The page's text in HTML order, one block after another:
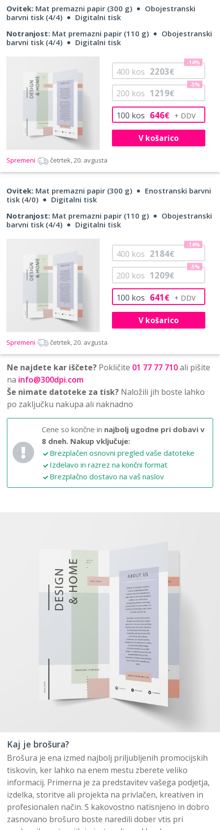
Ovitek: Mat premazni papir (300 g)
Obojestranski
barvni tisk (4/4)
Digitalni tisk
Notranjost: Mat premazni papir (110 g)
Obojestranski
barvni tisk (4/4)
Digitalni tisk
100 kos 646€
200 kos 1219€
-5%
400 kos 2203€
-14%
V košarico
Spremeni četrtek, 20. avgusta
Ovitek: Mat premazni papir (300 g)
Enostranski barvni
tisk (4/0)
Digitalni tisk
Notranjost: Mat premazni papir (110 g)
Obojestranski
barvni tisk (4/4)
Digitalni tisk
100 kos 641€
200 kos 1209€
-5%
400 kos 2184€
-14%
V košarico
Spremeni četrtek, 20. avgusta
Ne najdete kar iščete? Pokličite 01 77 77 710ali pišite
na info@300dpi.com
Še nimate datoteke za tisk? Naložili jih boste lahko
po zaključku nakupa ali naknadno
Cene so končne in najbolj ugodne pri dobavi v
8 dneh. Nakup vključuje:
Brezplačen osnovni pregled vaše datoteke
Izdelavo in razrez na končni format
Brezplačno dostavo na vaš naslov
Kaj je brošura?
Brošura je ena izmed najbolj priljubljenih promocijskih
tiskovin, ker lahko na enem mestu zberete veliko
informacij. Primerna je za predstavitev vašega podjetja,
izdelka, storitve ali projekta na privlačen, kreativen in
profesionalen način. S kakovostno natisnjeno in dobro
zasnovano brošuro boste naredili dober vtis pri